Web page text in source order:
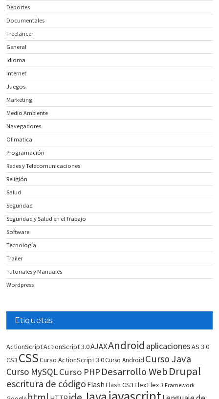
Deportes
Documentales
Freelancer
General
Idioma
Internet
Juegos
Marketing
Medio Ambiente
Navegadores
Ofimatica
Programación
Redes y Telecomunicaciones
Religión
Salud
Seguridad
Seguridad y Salud en el Trabajo
Software
Tecnología
Trailer
Tutoriales y Manuales
Wordpress
Etiquetas
ActionScriptActionScript 3.0AJAXAndroid aplicacionesAS 3.0
CS3 CSSCurso ActionScript 3.0Curso Android Curso Java
Curso MySQLCurso PHP Desarrollo WebDrupal
escritura de código FlashFlash CS3FlexFlex 3 Framework